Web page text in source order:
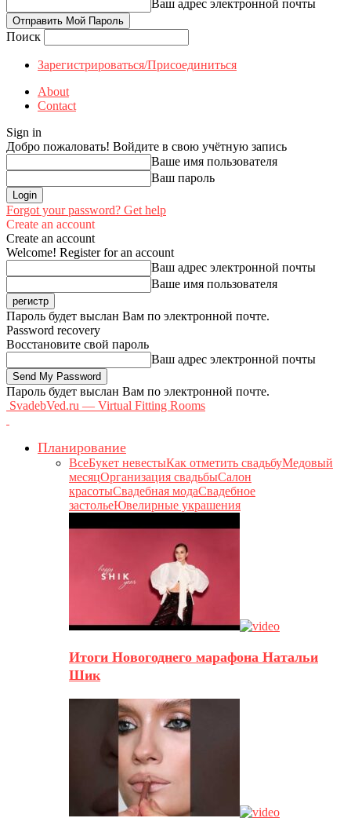
Ваш адрес электронной почты
Поиск
Зарегистрироваться/Присоединиться
About
Contact
Sign in
Добро пожаловать! Войдите в свою учётную запись
Ваше имя пользователя
Ваш пароль
Forgot your password? Get help
Create an account
Create an account
Welcome! Register for an account
Ваш адрес электронной почты
Ваше имя пользователя
Пароль будет выслан Вам по электронной почте.
Password recovery
Восстановите свой пароль
Ваш адрес электронной почты
Пароль будет выслан Вам по электронной почте.
SvadebVed.ru — Virtual Fitting Rooms
Планирование
ВсеБукет невестыКак отметить свадьбуМедовый
месяцОрганизация свадьбыСалон
красотыСвадебная модаСвадебное
застольеЮвелирные украшения
Итоги Новогоднего марафона Натальи
Шик